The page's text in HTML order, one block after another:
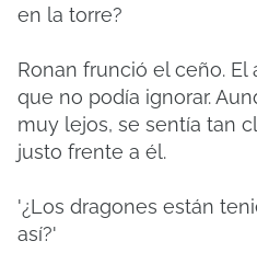
en la torre?
Ronan frunció el ceño.
que no podía ignorar.
muy lejos, se sentía tan
justo frente a él.
'¿Los dragones están
así?'